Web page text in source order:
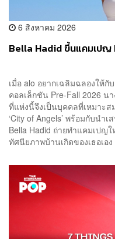
6 สิงหาคม 2026
Bella Hadid ขึ้นแคมเป
เมื่อ alo อยากเฉลิมฉลองให้
คอลเล็กชัน Pre-Fall 2026 น
ที่แห่งนี้จึงเป็นบุคคลที่เหมาะ
‘City of Angels’ พร้อมกับน
Bella Hadid ถ่ายทำแคมเปญ
ทัศนียภาพบ้านเกิดของเธอเอ